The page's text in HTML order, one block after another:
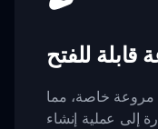
للفتح
مروعة خاصة، مما
إلى عملية إنشاء